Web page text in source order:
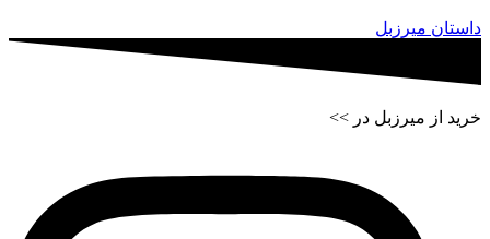
داستان میرزبل
خرید از میرزبل در >>